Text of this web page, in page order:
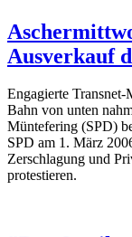
Ausverkauf
Engagierte
Bahn von unten
Müntefering (SPD)
SPD am 1. März
Zerschlagung und
protestieren.